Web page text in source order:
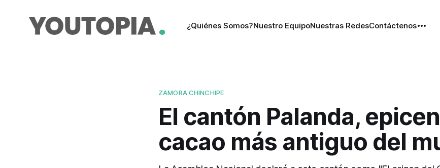
¿Quiénes Somos?Nuestro EquipoNuestras RedesContáctenos
ZAMORA CHINCHIPE
El cantón Palanda,
cacao más antiguo del